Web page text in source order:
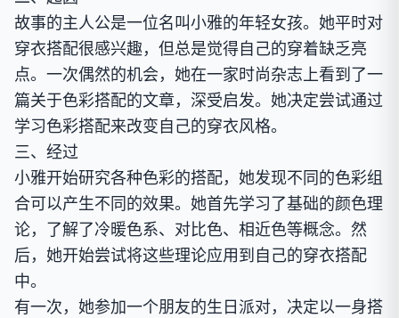
故事的主人公是一位名叫小雅的年轻女孩。她平时对
穿衣搭配很感兴趣，但总是觉得自己的穿着缺乏亮
点。一次偶然的机会，她在一家时尚杂志上看到了一
篇关于色彩搭配的文章，深受启发。她决定尝试通过
学习色彩搭配来改变自己的穿衣风格。
三、经过
小雅开始研究各种色彩的搭配，她发现不同的色彩组
合可以产生不同的效果。她首先学习了基础的颜色理
论，了解了冷暖色系、对比色、相近色等概念。然
后，她开始尝试将这些理论应用到自己的穿衣搭配
中。
有一次，她参加一个朋友的生日派对，决定以一身搭